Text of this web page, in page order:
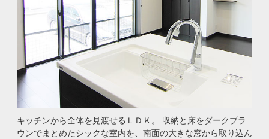
キッチンから全体を見渡せるＬＤＫ。 収納と床をダークブラ
ウンでまとめたシックな室内を、南面の大きな窓から取り込ん